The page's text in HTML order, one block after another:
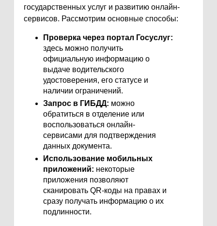
государственных услуг и развитию онлайн-
сервисов. Рассмотрим основные способы:
Проверка через портал Госуслуг:
здесь можно получить
официальную информацию о
выдаче водительского
удостоверения, его статусе и
наличии ограничений.
Запрос в ГИБДД: можно
обратиться в отделение или
воспользоваться онлайн-
сервисами для подтверждения
данных документа.
Использование мобильных
приложений: некоторые
приложения позволяют
сканировать QR-коды на правах и
сразу получать информацию о их
подлинности.